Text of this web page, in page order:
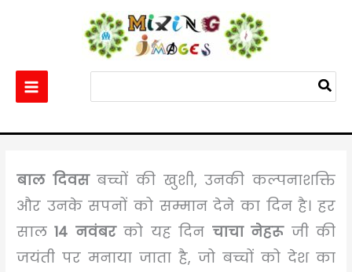
बाल दिवसबच्चों की खुशी, उनकी कल्पनाशक्ति
और उनके सपनों को सम्मान देने का दिन है। हर
साल14 नवंबरको यह दिन चाचा नेहरूजी की
जयंती पर मनाया जाता है, जो बच्चों को देश का